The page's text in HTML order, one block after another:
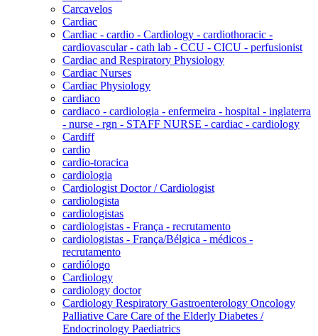
Carcavelos
Cardiac
Cardiac - cardio - Cardiology - cardiothoracic -
cardiovascular - cath lab - CCU - CICU - perfusionist
Cardiac and Respiratory Physiology
Cardiac Nurses
Cardiac Physiology
cardiaco
cardiaco - cardiologia - enfermeira - hospital - inglaterra
- nurse - rgn - STAFF NURSE - cardiac - cardiology
Cardiff
cardio
cardio-toracica
cardiologia
Cardiologist Doctor / Cardiologist
cardiologista
cardiologistas
cardiologistas - França - recrutamento
cardiologistas - França/Bélgica - médicos -
recrutamento
cardiólogo
Cardiology
cardiology doctor
Cardiology Respiratory Gastroenterology Oncology
Palliative Care Care of the Elderly Diabetes /
Endocrinology Paediatrics